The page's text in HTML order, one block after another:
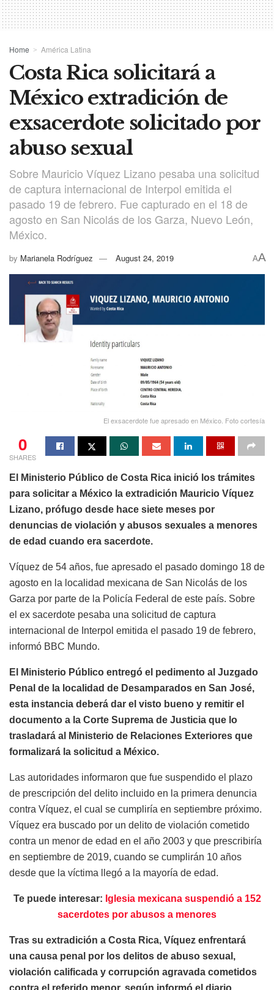
Home América Latina
Costa Rica solicitará a
México extradición de
exsacerdote solicitado por
abuso sexual
Sobre Mauricio Víquez Lizano pesaba una solicitud
de captura internacional de Interpol emitida el
pasado 19 de febrero. Fue capturado en el 18 de
agosto en San Nicolás de los Garza, Nuevo León,
México.
by Marianela Rodríguez August 24, 2019 AA
El exsacerdote fue apresado en México. Foto cortesía
0
SHARES
El Ministerio Público de Costa Rica inició los trámites
para solicitar a México la extradición Mauricio Víquez
Lizano, prófugo desde hace siete meses por
denuncias de violación y abusos sexuales a menores
de edad cuando era sacerdote.
Víquez de 54 años, fue apresado el pasado domingo 18 de
agosto en la localidad mexicana de San Nicolás de los
Garza por parte de la Policía Federal de este país. Sobre
el ex sacerdote pesaba una solicitud de captura
internacional de Interpol emitida el pasado 19 de febrero,
informó BBC Mundo.
El Ministerio Público entregó el pedimento al Juzgado
Penal de la localidad de Desamparados en San José,
esta instancia deberá dar el visto bueno y remitir el
documento a la Corte Suprema de Justicia que lo
trasladará al Ministerio de Relaciones Exteriores que
formalizará la solicitud a México.
Las autoridades informaron que fue suspendido el plazo
de prescripción del delito incluido en la primera denuncia
contra Víquez, el cual se cumpliría en septiembre próximo.
Víquez era buscado por un delito de violación cometido
contra un menor de edad en el año 2003 y que prescribiría
en septiembre de 2019, cuando se cumplirán 10 años
desde que la víctima llegó a la mayoría de edad.
Te puede interesar: Iglesia mexicana suspendió a 152
sacerdotes por abusos a menores
Tras su extradición a Costa Rica, Víquez enfrentará
una causa penal por los delitos de abuso sexual,
violación calificada y corrupción agravada cometidos
contra el referido menor, según informó el diario